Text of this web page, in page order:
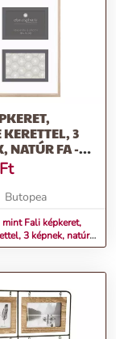
3
NATÚR FA -
Ft
Butopea
Fali képkeret,
3 képnek, natúr